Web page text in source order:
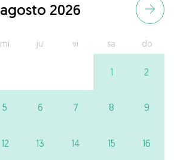
agosto 2026
mi ju vi sa do
1 2
5 6 7 8 9
12 13 14 15 16